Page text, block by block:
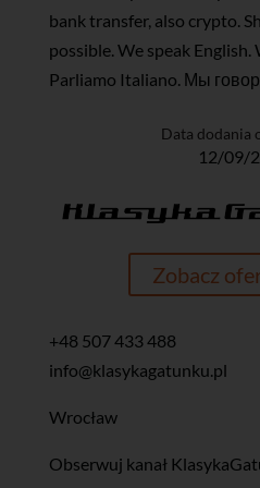
bank transfer, also crypto.
possible. We speak English.
Parliamo Italiano. Мы
Data dodania
12/09/
Zobacz
+48 507 433 488
info@klasykagatunku.pl
Wrocław
‎Obserwuj kanał